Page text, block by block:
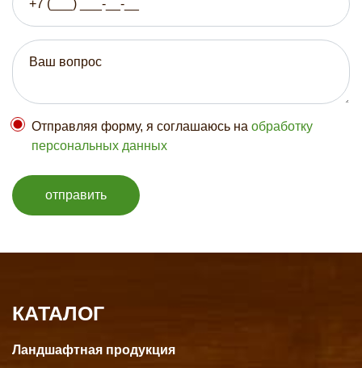
Отправляя форму, я соглашаюсь на обработку
персональных данных
отправить
КАТАЛОГ
Ландшафтная продукция